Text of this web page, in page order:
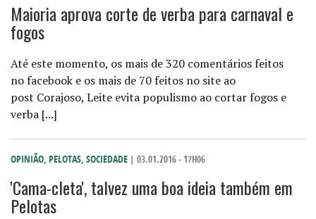
Maioria aprova corte de verba para carnaval e
fogos
Até este momento, os mais de 320 comentários feitos
no facebook e os mais de 70 feitos no site ao
post Corajoso, Leite evita populismo ao cortar fogos e
verba [...]
OPINIÃO, PELOTAS, SOCIEDADE | 03.01.2016 - 17H06
'Cama-cleta', talvez uma boa ideia também em
Pelotas